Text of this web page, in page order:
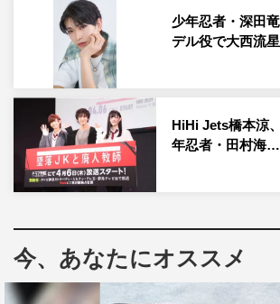
昨年の「サマステライブ」で大変身を遂
員の力を合わせ、昨年以上の演目を作り
した同公演は、振り付けや演出の多くも
えるなど、熱い想いがこもった公演に
の個性を生かした、ジャニーズ事務所最
ループだからこそ表現できる迫力のステ
る。
少年忍者・深田
デル役で大西流
HiHi Jets橋本涼
年忍者・田村海…
今、あなたにオススメ